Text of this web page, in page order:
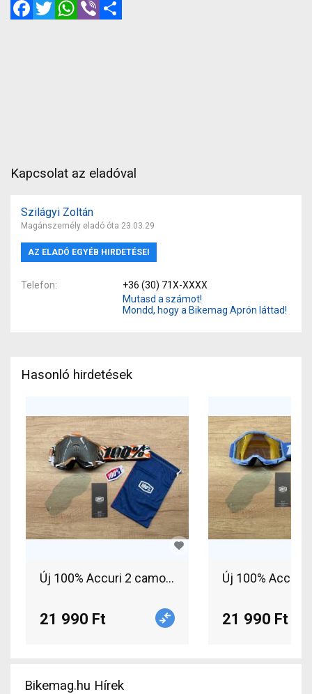
Kapcsolat az eladóval
Szilágyi Zoltán
Magánszemély eladó óta 23.03.29
AZ ELADÓ EGYÉB HIRDETÉSEI
Telefon
+36 (30) 71X-XXXX
Mutasd a számot!
Mondd, hogy a Bikemag Aprón láttad!
Hasonló hirdetések
21 990 Ft 21 990 Ft
Bikemag.hu Hírek